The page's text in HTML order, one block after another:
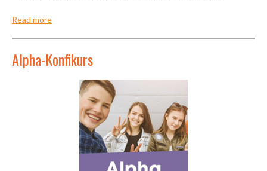
Read more
Alpha-Konfikurs